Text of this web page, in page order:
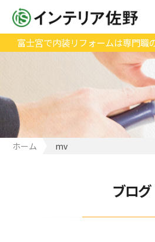
富士宮で内装リフォームは専門職
ホーム mv
ブログ